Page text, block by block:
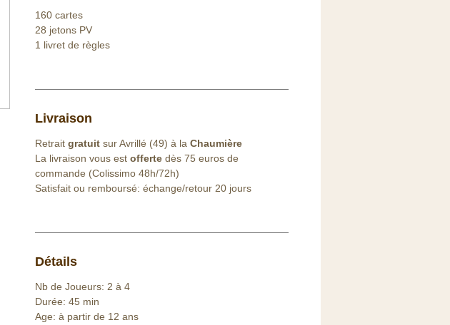
160 cartes
28 jetons PV
1 livret de règles
Livraison
Retrait gratuit sur Avrillé (49) à la Chaumière
La livraison vous est offerte dès 75 euros de
commande (Colissimo 48h/72h)
Satisfait ou remboursé: échange/retour 20 jours
Détails
Nb de Joueurs: 2 à 4
Durée: 45 min
Age: à partir de 12 ans